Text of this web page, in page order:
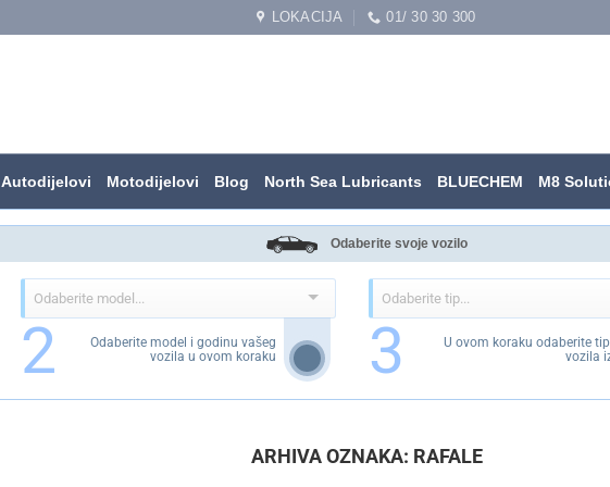
LOKACIJA 01/ 30 30 300
Autodijelovi Motodijelovi Blog North Sea Lubricants BLUECHEM M8
Odaberite svoje vozilo
2
Odaberite model i godinu vašeg
vozila u ovom koraku
3
U ovom koraku odaberite
vozila
ARHIVA OZNAKA: RAFALE